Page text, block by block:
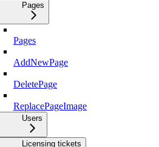
Pages
Pages
AddNewPage
DeletePage
ReplacePageImage
Users
Licensing tickets